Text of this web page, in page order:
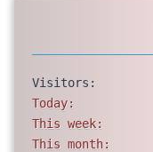
Visitors:
Today:
This week:
This month: